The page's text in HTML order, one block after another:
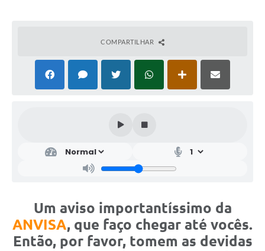
COMPARTILHAR
Um aviso importantíssimo da
ANVISA, que faço chegar até vocês.
Então, por favor, tomem as devidas